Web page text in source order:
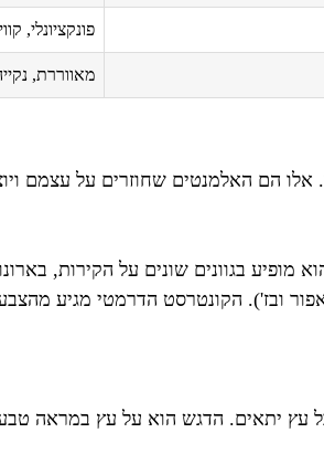
פונקציונלי,
מאווררת,
אלו הם האלמנטים שחוזרים על עצמם
בגוונים שונים על הקירות,
אפור ובז'). הקונטרסט הדרמטי מגיע
עץ יתאים. הדגש הוא על עץ במראה